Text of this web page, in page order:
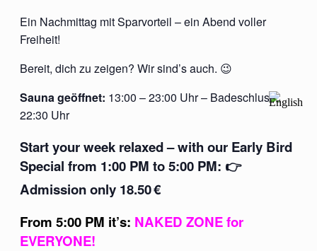
Ein Nachmittag mit Sparvorteil – ein Abend voller
Freiheit!
Bereit, dich zu zeigen? Wir sind’s auch. 😉
Sauna geöffnet: 13:00 – 23:00 Uhr – Badeschluss:
22:30 Uhr
Start your week relaxed – with our Early Bird
Special from 1:00 PM to 5:00 PM: 👉
Admission only 18.50€
From 5:00 PM it’s: NAKED ZONE for
EVERYONE!